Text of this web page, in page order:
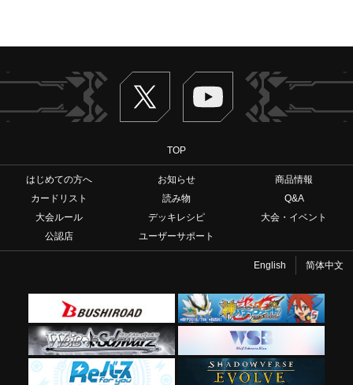
Twitter ヴァンガードch
TOP
はじめての方へ お知らせ
商品情報
カードリスト
読み物
Q&A
大会ルール
デッキレシピ
大会・イベント
公認店
ユーザーサポート
English 简体中文